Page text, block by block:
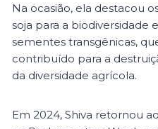
Na ocasião, ela destacou
soja para a biodiversidade
sementes transgênicas,
contribuído para a
da diversidade agrícola.
Em 2024, Shiva retornou